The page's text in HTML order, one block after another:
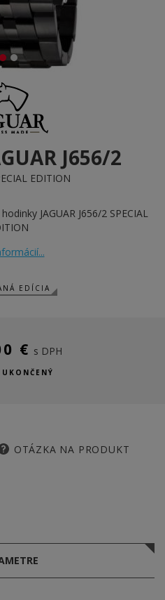
J656/2
EDITION
JAGUAR J656/2 SPECIAL
EDÍCIA
€ s DPH
OTÁZKA NA PRODUKT